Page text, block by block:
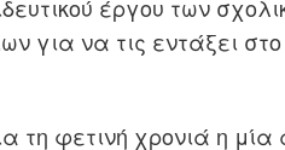
έργου των
για να τις εντάξει στο
φετινή χρονιά η μία